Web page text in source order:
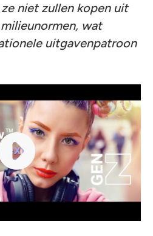
niet zullen kopen uit
wat
uitgavenpatroon